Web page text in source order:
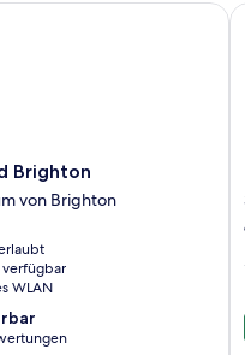
Brighton
von Brighton
verfügbar
WLAN